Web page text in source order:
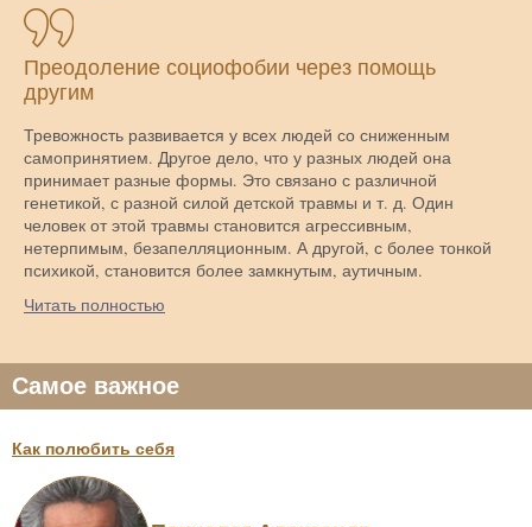
Самое важное
Как полюбить себя
Преодоление социофобии через помощь
другим
Тревожность развивается у всех людей со сниженным
самопринятием. Другое дело, что у разных людей она
принимает разные формы. Это связано с различной
генетикой, с разной силой детской травмы и т. д. Один
человек от этой травмы становится агрессивным,
нетерпимым, безапелляционным. А другой, с более тонкой
психикой, становится более замкнутым, аутичным.
Читать полностью